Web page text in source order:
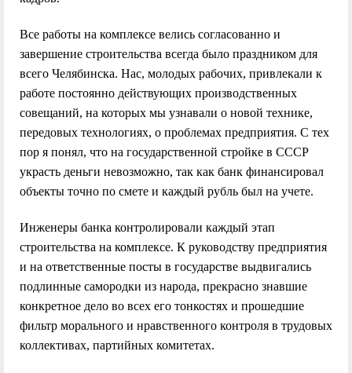
Все работы на комплексе велись согласованно и
завершение строительства всегда было праздником для
всего Челябинска. Нас, молодых рабочих, привлекали к
работе постоянно действующих производственных
совещаний, на которых мы узнавали о новой технике,
передовых технологиях, о проблемах предприятия. С тех
пор я понял, что на государственной стройке в СССР
украсть деньги невозможно, так как банк финансировал
объекты точно по смете и каждый рубль был на учете.
Инженеры банка контролировали каждый этап
строительства на комплексе. К руководству предприятия
и на ответственные посты в государстве выдвигались
подлинные самородки из народа, прекрасно знавшие
конкретное дело во всех его тонкостях и прошедшие
фильтр морального и нравственного контроля в трудовых
коллективах, партийных комитетах.